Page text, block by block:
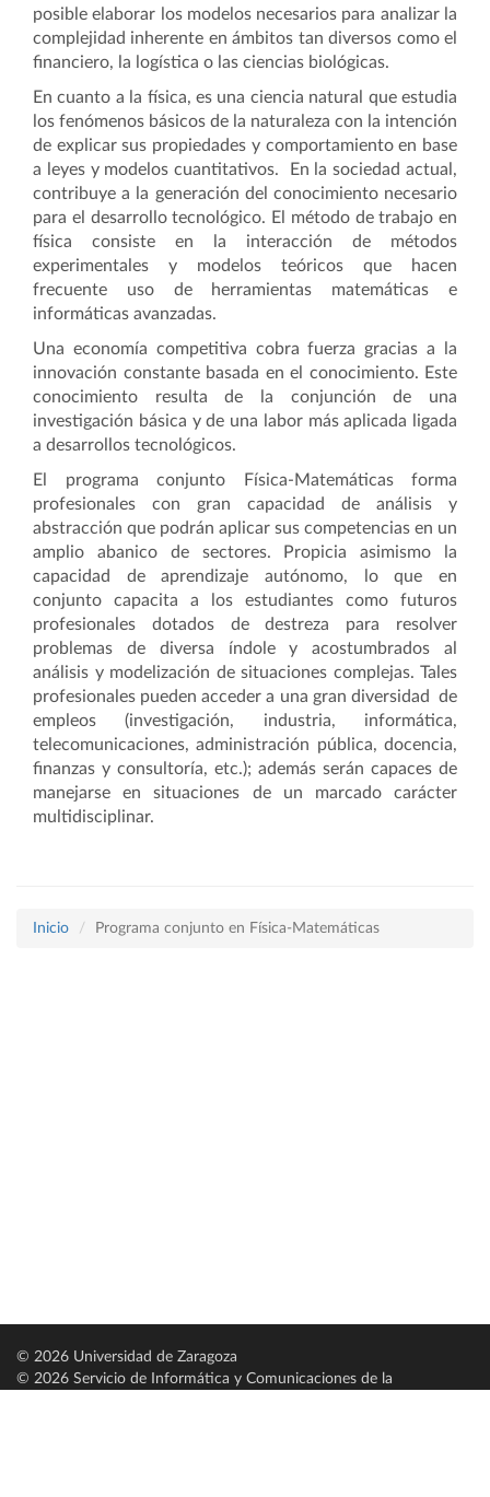
posible elaborar los modelos necesarios para analizar la
complejidad inherente en ámbitos tan diversos como el
financiero, la logística o las ciencias biológicas.
En cuanto a la física, es una ciencia natural que estudia
los fenómenos básicos de la naturaleza con la intención
de explicar sus propiedades y comportamiento en base
a leyes y modelos cuantitativos. En la sociedad actual,
contribuye a la generación del conocimiento necesario
para el desarrollo tecnológico. El método de trabajo en
física consiste en la interacción de métodos
experimentales y modelos teóricos que hacen
frecuente uso de herramientas matemáticas e
informáticas avanzadas.
Una economía competitiva cobra fuerza gracias a la
innovación constante basada en el conocimiento. Este
conocimiento resulta de la conjunción de una
investigación básica y de una labor más aplicada ligada
a desarrollos tecnológicos.
El programa conjunto Física-Matemáticas forma
profesionales con gran capacidad de análisis y
abstracción que podrán aplicar sus competencias en un
amplio abanico de sectores. Propicia asimismo la
capacidad de aprendizaje autónomo, lo que en
conjunto capacita a los estudiantes como futuros
profesionales dotados de destreza para resolver
problemas de diversa índole y acostumbrados al
análisis y modelización de situaciones complejas. Tales
profesionales pueden acceder a una gran diversidad de
empleos (investigación, industria, informática,
telecomunicaciones, administración pública, docencia,
finanzas y consultoría, etc.); además serán capaces de
manejarse en situaciones de un marcado carácter
multidisciplinar.
Inicio Programa conjunto en Física-Matemáticas
© 2026 Universidad de Zaragoza
© 2026 Servicio de Informática y Comunicaciones de la